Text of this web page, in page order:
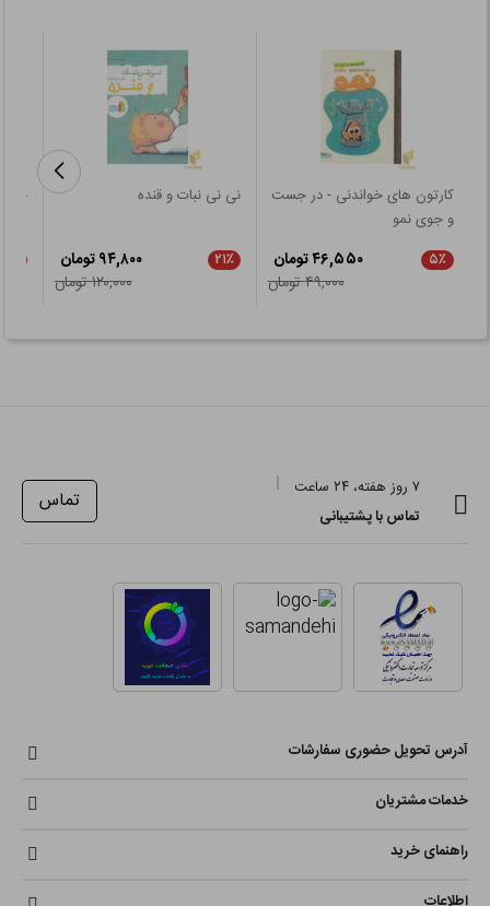
کارتون های خواندنی - در جست
و جوی نمو
۵٪
۴۶,۵۵۰ تومان
۴۹,۰۰۰ تومان
نی نی نبات و قنده
۲۱٪
۹۴,۸۰۰ تومان
۱۲۰,۰۰۰ تومان
۷ روز هفته، ۲۴ ساعت
تماس با پشتیبانی
تماس
آدرس تحویل حضوری سفارشات
خدمات مشتریان
راهنمای خرید
اطلاعات